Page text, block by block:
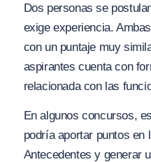
Dos personas se
exige experiencia.
con un puntaje muy
aspirantes cuenta con
relacionada con las
En algunos concursos,
podría aportar puntos en
Antecedentes y generar